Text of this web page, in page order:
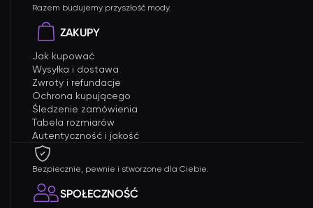
Razem budujemy przyszłość mody.
ZAKUPY
Jak kupować
Wysyłka i dostawa
Zwroty i refundacje
Ochrona kupującego
Śledzenie zamówienia
Tabela rozmiarów
Autentyczność i jakość
Bezpiecznie, pewnie i stworzone dla Ciebie.
SPOŁECZNOŚĆ